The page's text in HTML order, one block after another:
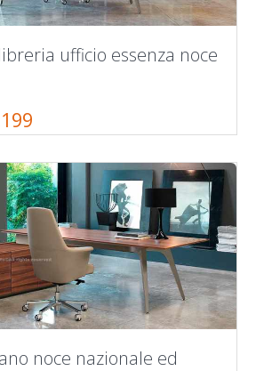
ufficio essenza noce
noce nazionale ed